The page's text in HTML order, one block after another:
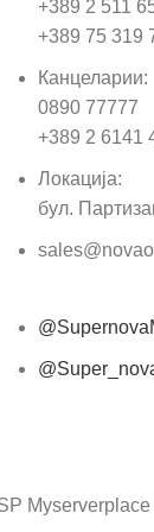
+389 2 511
+389 75 319
Канцеларии:
0890 77777
+389 2 6141
Локација:
бул.
Myserverplace